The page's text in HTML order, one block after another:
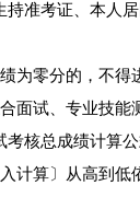
准考证、本人
为零分的，不得
面试、专业技
核总成绩计算
计算〕从高到